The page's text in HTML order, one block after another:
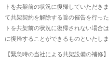
トを共架前の状況に復帰していただき
て共架契約を解除する旨の催告を行っ
トを共架前の状況に復帰されない場合
に復帰することができるものといたしま
【緊急時の当社による共架設備の補修】